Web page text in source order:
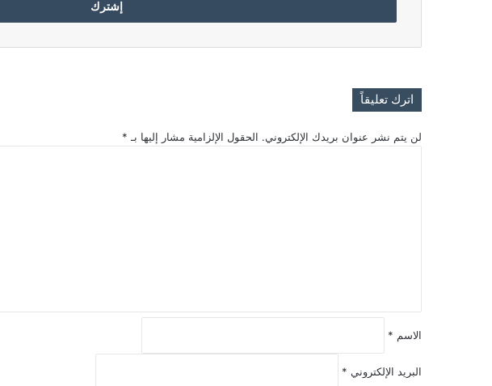
اترك تعليقاً
لن يتم نشر عنوان بريدك الإلكتروني. الحقول الإلزامية مشار إليها بـ *
الاسم *
البريد الإلكتروني *